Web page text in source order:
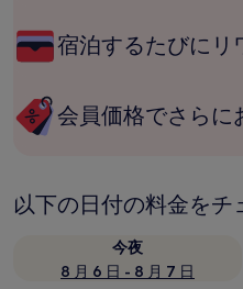
宿泊するたびにリ
会員価格でさらに
以下の日付の料金をチ
今夜
8 月 6 日 - 8 月 7 日